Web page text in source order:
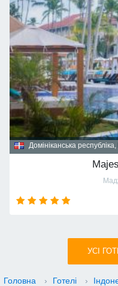
Домініканська
УСI
Головна › Готелі ›